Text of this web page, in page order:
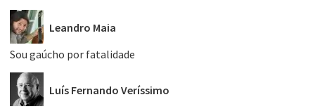
Leandro Maia
Sou gaúcho por fatalidade
Luís Fernando Veríssimo